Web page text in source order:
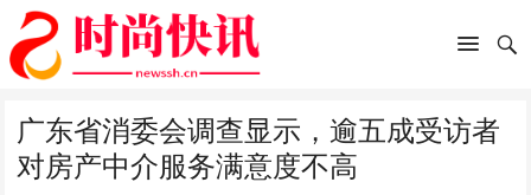
广东省消委会调查显示，逾五成受访者
对房产中介服务满意度不高